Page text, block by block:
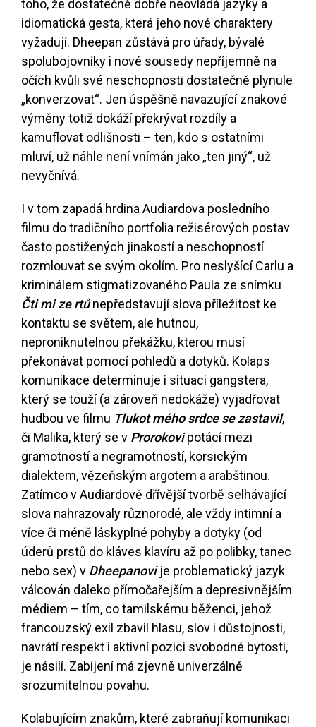
toho, že dostatečně dobře neovládá jazyky a
idiomatická gesta, která jeho nové charaktery
vyžadují. Dheepan zůstává pro úřady, bývalé
spolubojovníky i nové sousedy nepříjemně na
očích kvůli své neschopnosti dostatečně plynule
„konverzovat“. Jen úspěšně navazující znakové
výměny totiž dokáží překrývat rozdíly a
kamuflovat odlišnosti – ten, kdo s ostatními
mluví, už náhle není vnímán jako „ten jiný“, už
nevyčnívá.
I v tom zapadá hrdina Audiardova posledního
filmu do tradičního portfolia režisérových postav
často postižených jinakostí a neschopností
rozmlouvat se svým okolím. Pro neslyšící Carlu a
kriminálem stigmatizovaného Paula ze snímku
Čti mi ze rtůnepředstavují slova příležitost ke
kontaktu se světem, ale hutnou,
neproniknutelnou překážku, kterou musí
překonávat pomocí pohledů a dotyků. Kolaps
komunikace determinuje i situaci gangstera,
který se touží (a zároveň nedokáže) vyjadřovat
hudbou ve filmu Tlukot mého srdce se zastavil,
či Malika, který se v Prorokovipotácí mezi
gramotností a negramotností, korsickým
dialektem, vězeňským argotem a arabštinou.
Zatímco v Audiardově dřívější tvorbě selhávající
slova nahrazovaly různorodé, ale vždy intimní a
více či méně láskyplné pohyby a dotyky (od
úderů prstů do kláves klavíru až po polibky, tanec
nebo sex) v Dheepanovije problematický jazyk
válcován daleko přímočařejším a depresivnějším
médiem – tím, co tamilskému běženci, jehož
francouzský exil zbavil hlasu, slov i důstojnosti,
navrátí respekt i aktivní pozici svobodné bytosti,
je násilí. Zabíjení má zjevně univerzálně
srozumitelnou povahu.
Kolabujícím znakům, které zabraňují komunikaci